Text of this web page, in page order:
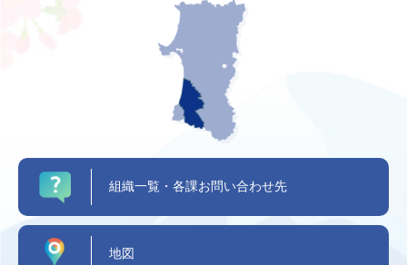
組織一覧・各課お問い合わせ先
地図